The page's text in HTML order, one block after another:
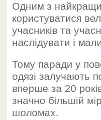
Одним з
користуватися
учасників та
наслідувати і
Тому паради у
одязі залучають
вперше за 20
значно більшій
шоломах.